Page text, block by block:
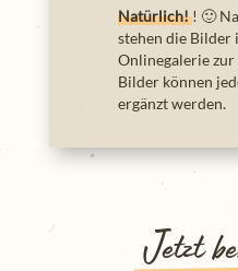
Natürlich!! 🙂
stehen die Bilder
Onlinegalerie
Bilder können
ergänzt werden.
Jetzt